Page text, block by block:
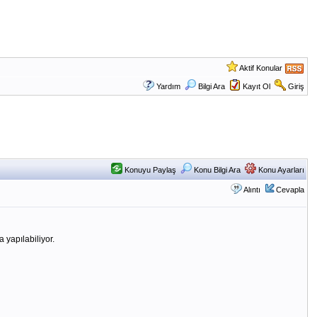
Aktif Konular
Yardım Bilgi Ara Kayıt Ol Giriş
Konuyu Paylaş Konu Bilgi Ara Konu Ayarları
Alıntı Cevapla
yapılabiliyor.